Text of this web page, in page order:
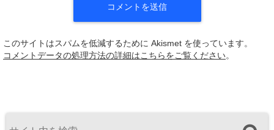
このサイトはスパムを低減するために Akismet を使っています。
コメントデータの処理方法の詳細はこちらをご覧ください。